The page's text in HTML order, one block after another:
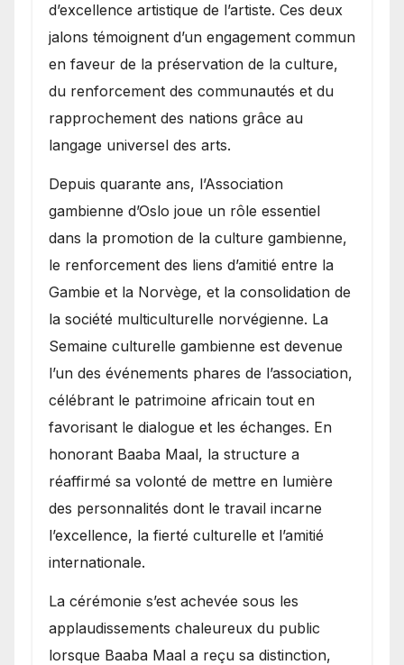
d’excellence artistique de l’artiste. Ces deux
jalons témoignent d’un engagement commun
en faveur de la préservation de la culture,
du renforcement des communautés et du
rapprochement des nations grâce au
langage universel des arts.
​Depuis quarante ans, l’Association
gambienne d’Oslo joue un rôle essentiel
dans la promotion de la culture gambienne,
le renforcement des liens d’amitié entre la
Gambie et la Norvège, et la consolidation de
la société multiculturelle norvégienne. La
Semaine culturelle gambienne est devenue
l’un des événements phares de l’association,
célébrant le patrimoine africain tout en
favorisant le dialogue et les échanges. En
honorant Baaba Maal, la structure a
réaffirmé sa volonté de mettre en lumière
des personnalités dont le travail incarne
l’excellence, la fierté culturelle et l’amitié
internationale.
​La cérémonie s’est achevée sous les
applaudissements chaleureux du public
lorsque Baaba Maal a reçu sa distinction,